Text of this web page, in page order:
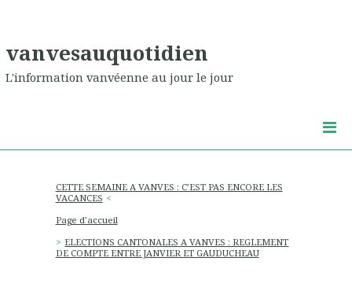
vanvesauquotidien
L'information vanvéenne au jour le jour
CETTE SEMAINE A VANVES : C’EST PAS ENCORE LES
VACANCES
Page d'accueil
ELECTIONS CANTONALES A VANVES : REGLEMENT
DE COMPTE ENTRE JANVIER ET GAUDUCHEAU